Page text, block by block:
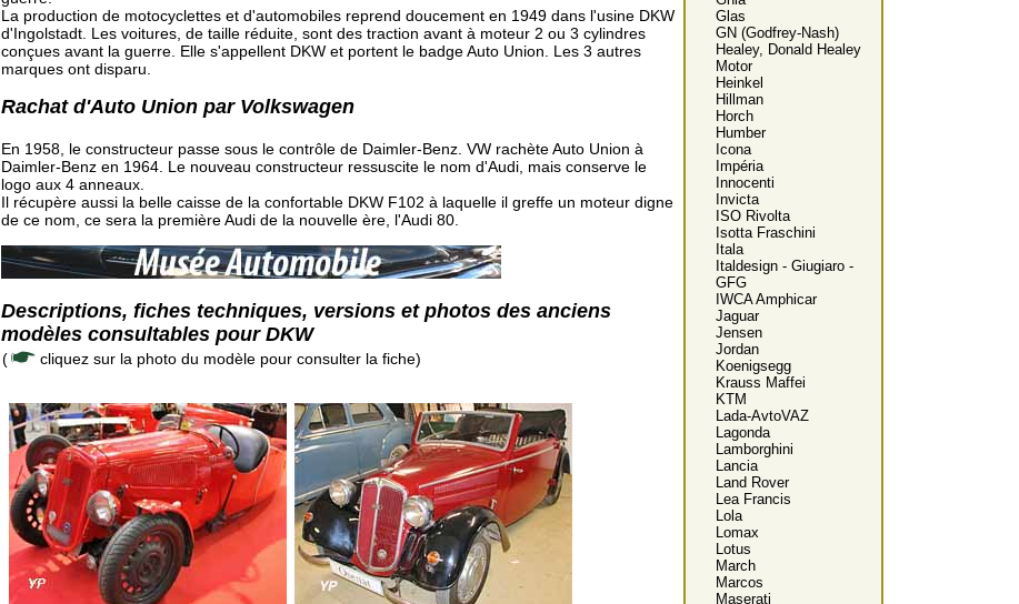
Glas
GN (Godfrey-Nash)
Healey, Donald Healey
Motor
Heinkel
Hillman
Horch
Humber
Icona
Impéria
Innocenti
Invicta
ISO Rivolta
Isotta Fraschini
Itala
Italdesign - Giugiaro -
GFG
IWCA Amphicar
Jaguar
Jensen
Jordan
Koenigsegg
Krauss Maffei
KTM
Lada-AvtoVAZ
Lagonda
Lamborghini
Lancia
Land Rover
Lea Francis
Lola
Lomax
Lotus
March
Marcos
Maserati
La production de motocyclettes et d'automobiles reprend doucement en 1949 dans l'usine DKW
d'Ingolstadt. Les voitures, de taille réduite, sont des traction avant à moteur 2 ou 3 cylindres
conçues avant la guerre. Elle s'appellent DKW et portent le badge Auto Union. Les 3 autres
marques ont disparu.
Rachat d'Auto Union par Volkswagen
En 1958, le constructeur passe sous le contrôle de Daimler-Benz. VW rachète Auto Union à
Daimler-Benz en 1964. Le nouveau constructeur ressuscite le nom d'Audi, mais conserve le
logo aux 4 anneaux.
Il récupère aussi la belle caisse de la confortable DKW F102 à laquelle il greffe un moteur digne
de ce nom, ce sera la première Audi de la nouvelle ère, l'Audi 80.
Descriptions, fiches techniques, versions et photos des anciens
modèles consultables pour DKW
( cliquez sur la photo du modèle pour consulter la fiche)